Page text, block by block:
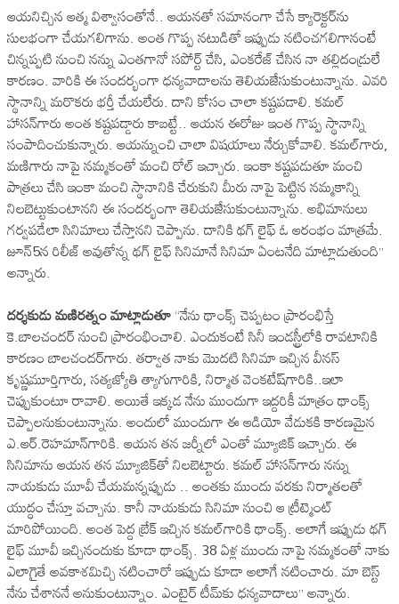
ఆయ‌నిచ్చిన ఆత్మ విశ్వాసంతోనే.. ఆయ‌న‌తో స‌మానంగా చేసే క్యారెక్ట‌ర్‌ను
సుల‌భంగా చేయ‌గ‌లిగాను. అంత గొప్ప న‌టుడితో ఇప్పుడు న‌టించ‌గ‌లిగానంటే
చిన్న‌ప్ప‌టి నుంచి న‌న్ను ఎంత‌గానో స‌పోర్ట్ చేసి, ఎంక‌రేజ్ చేసిన నా త‌ల్లిదండ్రులే
కార‌ణం. వారికి ఈ సంద‌ర్భంగా ధ‌న్య‌వాదాల‌ను తెలియ‌జేసుకుంటున్నాను. ఎవ‌రి
స్థానాన్ని మ‌రొక‌రు భ‌ర్తీ చేయ‌లేరు. దాని కోసం చాలా క‌ష్ట‌ప‌డాలి. క‌మ‌ల్
హాస‌న్‌గారు అంత క‌ష్ట‌ప‌డ్డారు కాబ‌ట్టే.. ఆయ‌న ఈరోజు ఇంత గొప్ప స్థానాన్ని
సంపాదించుకున్నారు. ఆయ‌న్నుంచి చాలా విష‌యాలు నేర్చుకోవాలి. క‌మ‌ల్‌గారు,
మ‌ణిగారు నాపై న‌మ్మ‌కంతో మంచి రోల్ ఇచ్చారు. ఇంకా క‌ష్ట‌ప‌డుతూ మంచి
పాత్ర‌లు చేసి ఇంకా మంచి స్థానానికి చేరుకుని మీరు నాపై పెట్టిన న‌మ్మ‌కాన్ని
నిల‌బెట్టుకుంటాన‌ని ఈ సంద‌ర్భంగా తెలియ‌జేసుకుంటున్నాను. అభిమానులు
గ‌ర్వ‌ప‌డేలా సినిమాలు చేస్తాన‌ని చెప్పాను. దానికి థ‌గ్ లైఫ్ ఓ ఆరంభం మాత్ర‌మే.
జూన్‌5న రిలీజ్ అవుతోన్న థ‌గ్ లైఫ్ సినిమానే సినిమా ఏంట‌నేది మాట్లాడుతుంది’’
అన్నారు.
దర్శకుడు మణిరత్నం మాట్లాడుతూ‘‘నేను థాంక్స్ చెప్ప‌టం ప్రారంభిస్తే
కె.బాల‌చంద‌ర్ నుంచి ప్రారంభించాలి. ఎందుకంటే సినీ ఇండ‌స్ట్రీలోకి రావ‌టానికి
కార‌ణం బాల‌చంద‌ర్‌గారు. త‌ర్వాత నాకు మొద‌టి సినిమా ఇచ్చిన వీన‌స్
కృష్ణ‌మూర్తిగారు, స‌త్య‌జ్యోతి త్యాగుగారికి, నిర్మాత వెంక‌టేష్‌గారికి..ఇలా
చెప్పుకుంటూ రావాలి. అయితే ఇక్క‌డ నేను ముందుగా ఇద్ద‌రికీ మాత్రం థాంక్స్
చెప్పాల‌నుకుంటున్నాను. అందులో ముందుగా ఈ ఆడియో వేడుకకి కార‌ణమైన
ఎ.ఆర్‌.రెహ‌మాన్‌గారికి. ఆయ‌న త‌న జ‌ర్నీలో ఎంతో మ్యూజిక్ ఇచ్చారు. ఈ
సినిమాను ఆయ‌న త‌న మ్యూజిక్‌తో నిల‌బెట్టారు. క‌మ‌ల్ హాస‌న్‌గారు న‌న్ను
నాయ‌కుడు మూవీ చేయ‌మ‌న్నప్పుడు .. అంత‌కు ముందు వ‌ర‌కు నిర్మాత‌లతో
యుద్ధం చేస్తూ వ‌చ్చాను. కానీ నాయ‌కుడు సినిమా నుంచి ఆ ట్రీట్మెంట్
మారిపోయింది. అంత పెద్ద బ్రేక్ ఇచ్చిన క‌మ‌ల్‌గారికి థాంక్స్‌. అలాగే ఇప్పుడు థ‌గ్
లైఫ్ మూవీ ఇచ్చినందుకు కూడా థాంక్స్‌. 38 ఏళ్ల ముందు నాపై న‌మ్మ‌కంతో నాకు
ఎలాగైతే అవ‌కాశ‌మిచ్చి న‌టించారో ఇప్పుడు కూడా అలాగే న‌టించారు. మా బెస్ట్
నేను చేశాన‌నే అనుకుంటున్నాం. ఎంటైర్ టీమ్‌కు ధ‌న్య‌వాదాలు’’ అన్నారు.